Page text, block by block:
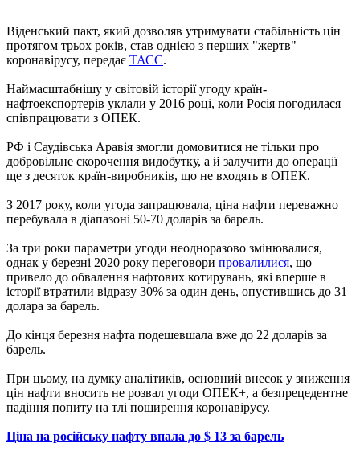
Віденський пакт, який дозволяв утримувати стабільність цін
протягом трьох років, став однією з перших "жертв"
коронавірусу, передає ТАСС.
Наймасштабнішу у світовій історії угоду країн-
нафтоекспортерів уклали у 2016 році, коли Росія погодилася
співпрацювати з ОПЕК.
РФ і Саудівська Аравія змогли домовитися не тільки про
добровільне скорочення видобутку, а й залучити до операції
ще з десяток країн-виробників, що не входять в ОПЕК.
З 2017 року, коли угода запрацювала, ціна нафти переважно
перебувала в діапазоні 50-70 доларів за барель.
За три роки параметри угоди неодноразово змінювалися,
однак у березні 2020 року переговори провалилися, що
привело до обвалення нафтових котирувань, які вперше в
історії втратили відразу 30% за один день, опустившись до 31
долара за барель.
До кінця березня нафта подешевшала вже до 22 доларів за
барель.
При цьому, на думку аналітиків, основний внесок у зниження
цін нафти вносить не розвал угоди ОПЕК+, а безпрецедентне
падіння попиту на тлі поширення коронавірусу.
Ціна на російську нафту впала до $ 13 за барель